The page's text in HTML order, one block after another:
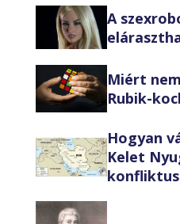
A
Miért
Rubik-
Hogyan
Kelet